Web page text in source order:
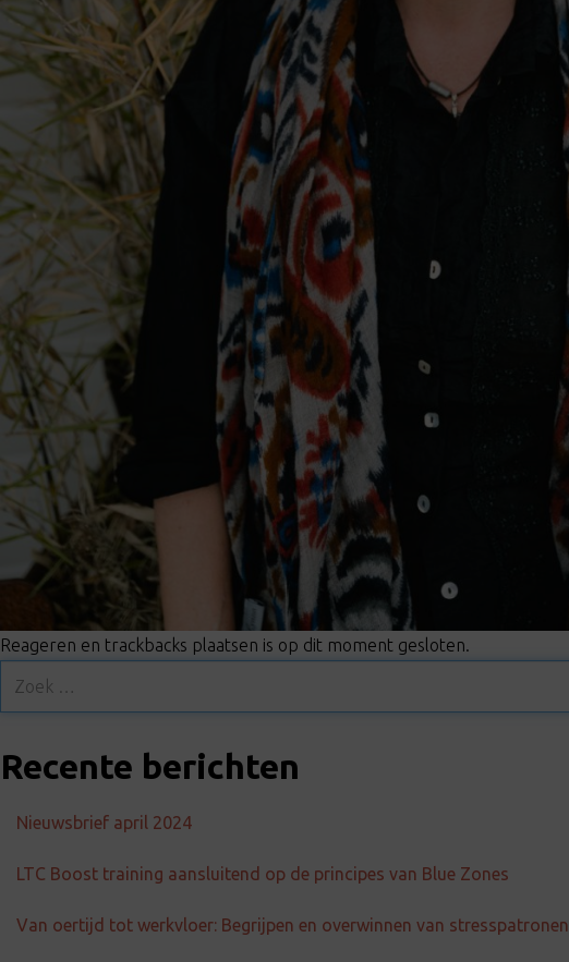
Reageren en trackbacks plaatsen is op dit moment gesloten.
Recente berichten
Nieuwsbrief april 2024
LTC Boost training aansluitend op de principes van Blue Zones
Van oertijd tot werkvloer: Begrijpen en overwinnen van stresspatronen